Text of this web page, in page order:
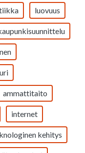
luovuus
ammattitaito
internet
kehitys